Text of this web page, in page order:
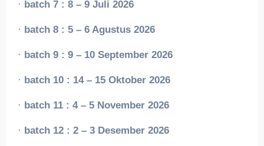
· batch 7 : 8 – 9 Juli 2026
· batch 8 : 5 – 6 Agustus 2026
· batch 9 : 9 – 10 September 2026
· batch 10 : 14 – 15 Oktober 2026
· batch 11 : 4 – 5 November 2026
· batch 12 : 2 – 3 Desember 2026